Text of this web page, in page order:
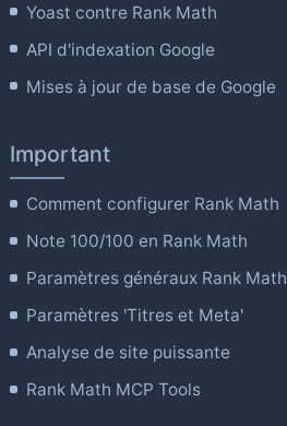
Yoast contre Rank Math
API d'indexation Google
Mises à jour de base de Google
Important
Comment configurer Rank Math
Note 100/100 en Rank Math
Paramètres généraux Rank Math
Paramètres 'Titres et Meta'
Analyse de site puissante
Rank Math MCP Tools